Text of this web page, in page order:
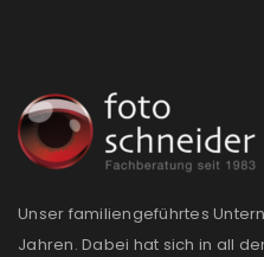
Anmeldeformular
ANMELDEN
PASSWORT VERGESSEN?
Unser familiengeführtes
Jahren. Dabei hat sich in all